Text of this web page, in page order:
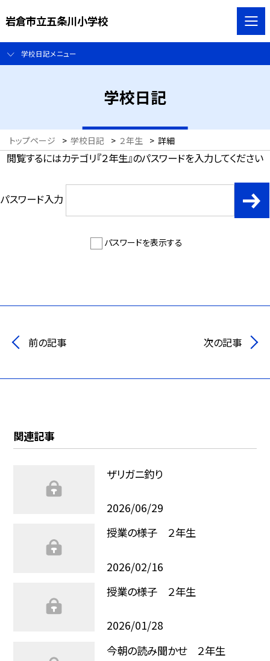
岩倉市立五条川小学校
学校日記メニュー
学校日記
トップページ > 学校日記 > ２年生 > 詳細
閲覧するにはカテゴリ『２年生』のパスワードを入力してください
パスワード入力
パスワードを表示する
前の記事 次の記事
関連記事
ザリガニ釣り
2026/06/29
授業の様子 ２年生
2026/02/16
授業の様子 ２年生
2026/01/28
今朝の読み聞かせ ２年生